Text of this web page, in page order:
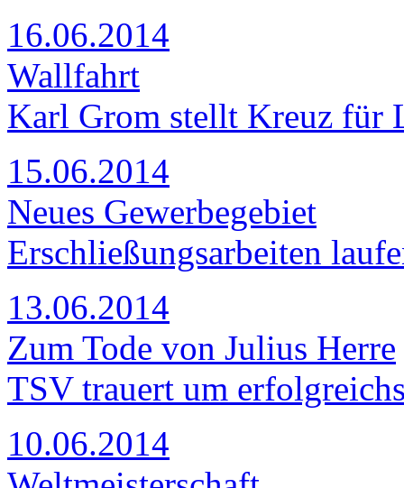
16.06.2014
Wallfahrt
Karl Grom stellt Kreuz für
15.06.2014
Neues Gewerbegebiet
Erschließungsarbeiten
13.06.2014
Zum Tode von Julius Herre
TSV trauert um
10.06.2014